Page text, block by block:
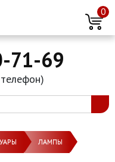
0
71-69
ЛАМПЫ